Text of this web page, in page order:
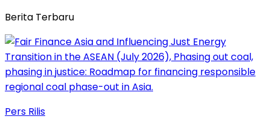
Berita Terbaru
Pers Rilis